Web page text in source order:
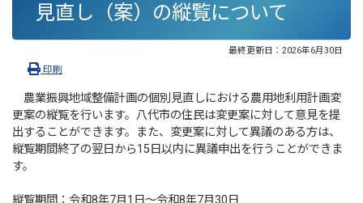
見直し（案）の縦覧について
最終更新日： 2026年6月30日
印刷
農業振興地域整備計画の個別見直しにおける農用地利用計画変
更案の縦覧を行います。八代市の住民は変更案に対して意見を提
出することができます。また、変更案に対して異議のある方は、
縦覧期間終了の翌日から15日以内に異議申出を行うことができま
す。
縦覧期間：令和8年7月1日～令和8年7月30日